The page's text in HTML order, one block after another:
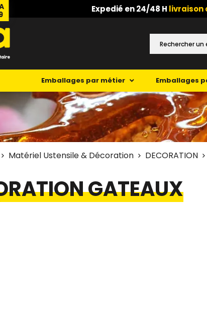
Expedié en 24/48 H livraison
Emballages par métier Emballages
Matériel Ustensile & Décoration DECORATION
GATEAUX